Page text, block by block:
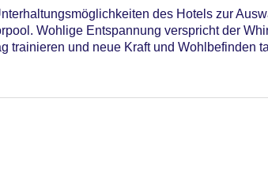
des Hotels zur
Wohlige Entspannung verspricht der
trainieren und neue Kraft und Wohlbefinden